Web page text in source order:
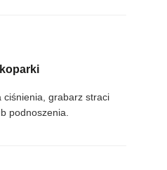
grabarz straci
podnoszenia.